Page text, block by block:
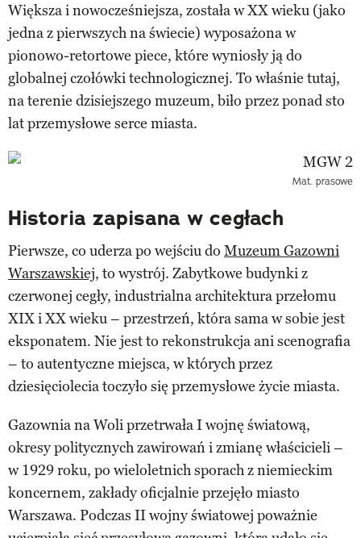
Większa i nowocześniejsza, została w XX wieku (jako
jedna z pierwszych na świecie) wyposażona w
pionowo-retortowe piece, które wyniosły ją do
globalnej czołówki technologicznej. To właśnie tutaj,
na terenie dzisiejszego muzeum, biło przez ponad sto
lat przemysłowe serce miasta.
Mat. prasowe
Historia zapisana w cegłach
Pierwsze, co uderza po wejściu do Muzeum Gazowni
Warszawskiej, to wystrój. Zabytkowe budynki z
czerwonej cegły, industrialna architektura przełomu
XIX i XX wieku – przestrzeń, która sama w sobie jest
eksponatem. Nie jest to rekonstrukcja ani scenografia
– to autentyczne miejsca, w których przez
dziesięciolecia toczyło się przemysłowe życie miasta.
Gazownia na Woli przetrwała I wojnę światową,
okresy politycznych zawirowań i zmianę właścicieli –
w 1929 roku, po wieloletnich sporach z niemieckim
koncernem, zakłady oficjalnie przejęło miasto
Warszawa. Podczas II wojny światowej poważnie